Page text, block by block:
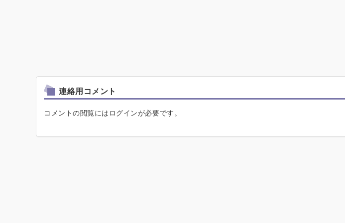
連絡用コメント
コメントの閲覧にはログインが必要です。